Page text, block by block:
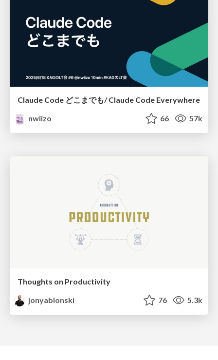
Claude Code どこまでも/ Claude Code Everywhere
nwiizo
66 57k
Thoughts on Productivity
jonyablonski
76 5.3k